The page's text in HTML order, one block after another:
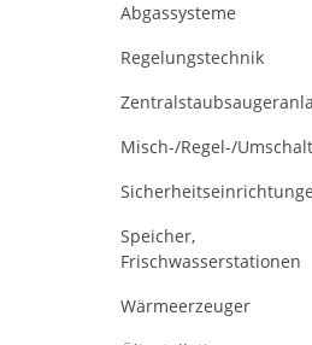
Abgassysteme
Regelungstechnik
Misch-/Regel-/
Speicher,
Frischwasserstationen
Wärmeerzeuger